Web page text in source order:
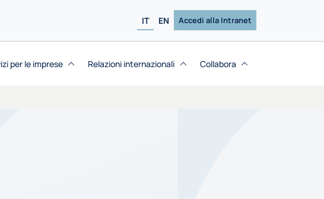
IT EN Accedi alla Intranet
per le imprese Relazioni internazionali Collabora